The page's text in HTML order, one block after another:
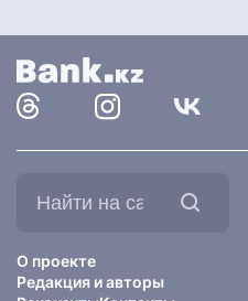
О проекте
Редакция и авторы